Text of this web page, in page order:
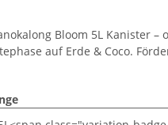
Bloom 5L Kanister
auf Erde & Coco.